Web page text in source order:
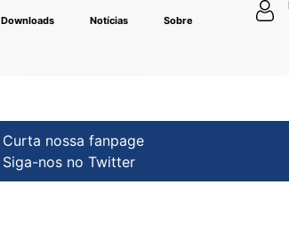
Downloads Notícias Sobre
Curta nossa fanpage
Siga-nos no Twitter